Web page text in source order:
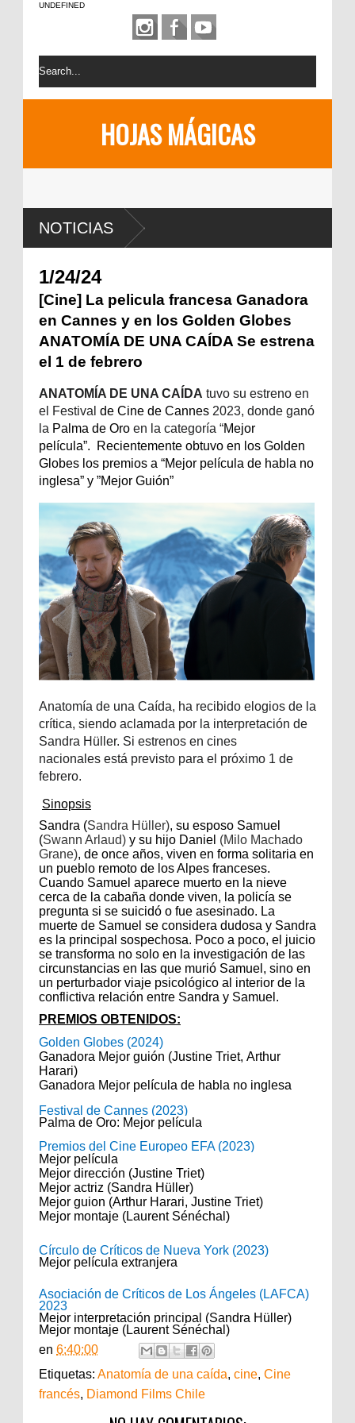
UNDEFINED
HOJAS MÁGICAS
NOTICIAS
1/24/24
[Cine] La pelicula francesa Ganadora
en Cannes y en los Golden Globes
ANATOMÍA DE UNA CAÍDA Se estrena
el 1 de febrero
ANATOMÍA DE UNA CAÍDA tuvo su estreno en
el Festival de Cine de Cannes 2023, donde ganó
la Palma de Oro en la categoría “Mejor
película”. Recientemente obtuvo en los Golden
Globes los premios a “Mejor película de habla no
inglesa” y ”Mejor Guión”
Anatomía de una Caída, ha recibido elogios de la
crítica, siendo aclamada por la interpretación de
Sandra Hüller. Si estrenos en cines
nacionales está previsto para el próximo 1 de
febrero.
Sinopsis
Sandra (Sandra Hüller), su esposo Samuel
(Swann Arlaud) y su hijo Daniel (Milo Machado
Grane), de once años, viven en forma solitaria en
un pueblo remoto de los Alpes franceses.
Cuando Samuel aparece muerto en la nieve
cerca de la cabaña donde viven, la policía se
pregunta si se suicidó o fue asesinado. La
muerte de Samuel se considera dudosa y Sandra
es la principal sospechosa. Poco a poco, el juicio
se transforma no solo en la investigación de las
circunstancias en las que murió Samuel, sino en
un perturbador viaje psicológico al interior de la
conflictiva relación entre Sandra y Samuel.
PREMIOS OBTENIDOS:
Golden Globes (2024)
Ganadora Mejor guión (Justine Triet, Arthur
Harari)
Ganadora Mejor película de habla no inglesa
Festival de Cannes (2023)
Palma de Oro: Mejor película
Premios del Cine Europeo EFA (2023)
Mejor película
Mejor dirección (Justine Triet)
Mejor actriz (Sandra Hüller)
Mejor guion (Arthur Harari, Justine Triet)
Mejor montaje (Laurent Sénéchal)
Círculo de Críticos de Nueva York (2023)
Mejor película extranjera
Asociación de Críticos de Los Ángeles (LAFCA)
2023
Mejor interpretación principal (Sandra Hüller)
Mejor montaje (Laurent Sénéchal)
en 6:40:00
Etiquetas: Anatomía de una caída, cine, Cine
francés, Diamond Films Chile